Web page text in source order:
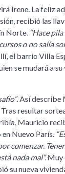
Irene. La feliz
recibió las
Norte. “Hace
o no salía
el barrio Villa
se mudará a
. Así describe
resultar
Mauricio
Nuevo París.
comenzar.
nada mal”.Muy
su nueva